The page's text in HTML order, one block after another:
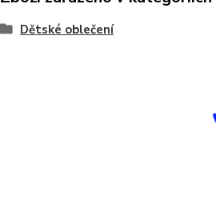
Dětské oblečení